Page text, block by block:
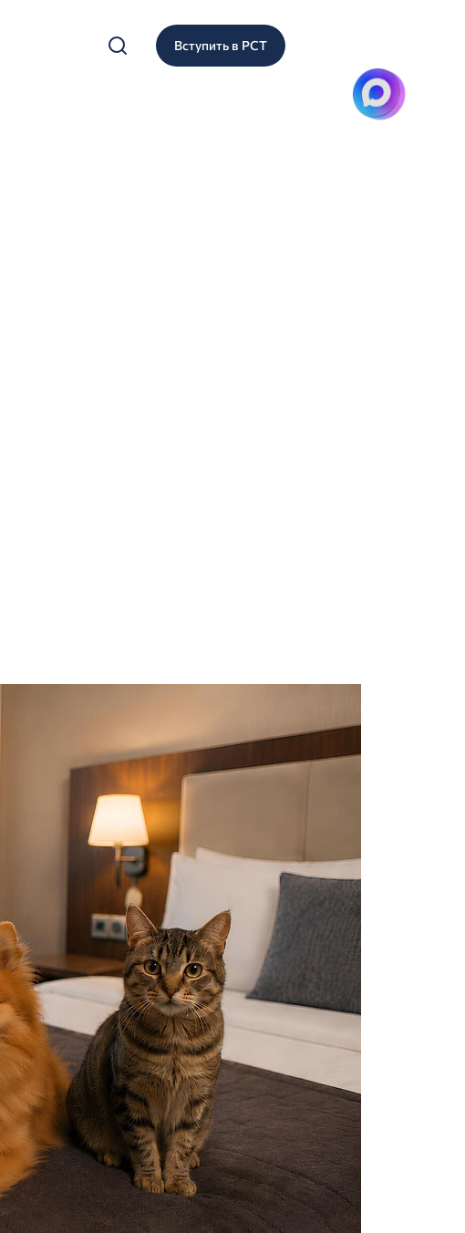
Вступить в РСТ